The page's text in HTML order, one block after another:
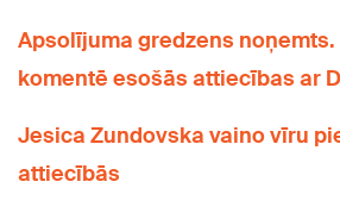
Apsolījuma gredzens
komentē esošās attiecības ar
Jesica Zundovska vaino vīru
attiecībās